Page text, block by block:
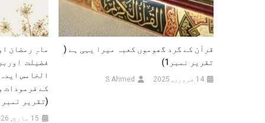
قرآن کے گرد گھوموں کعبہ میرا یہی ہے (
تقریر نمبر1)
14 فروری, 2025 S Ahmed
ماہِ رمضان
فضیلت
الخامس
کے فرمودات
(تقریر نمبر 1)
15 مارچ, 2026